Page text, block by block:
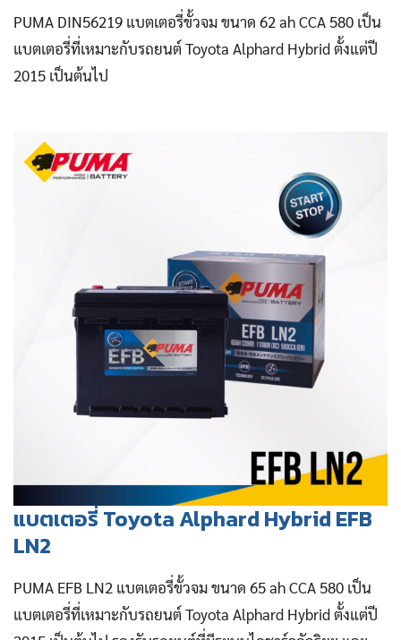
PUMA DIN56219 แบตเตอรี่ขั้วจม ขนาด 62 ah CCA 580 เป็น
แบตเตอรี่ที่เหมาะกับรถยนต์ Toyota Alphard Hybrid ตั้งแต่ปี
2015 เป็นต้นไป
แบตเตอรี่ Toyota Alphard Hybrid EFB
LN2
PUMA EFB LN2 แบตเตอรี่ขั้วจม ขนาด 65 ah CCA 580 เป็น
แบตเตอรี่ที่เหมาะกับรถยนต์ Toyota Alphard Hybrid ตั้งแต่ปี